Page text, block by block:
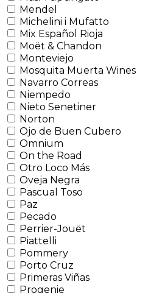
Mendel
Michelini i Mufatto
Mix Español Rioja
Moët & Chandon
Monteviejo
Mosquita Muerta Wines
Navarro Correas
Niempedo
Nieto Senetiner
Norton
Ojo de Buen Cubero
Omnium
On the Road
Otro Loco Más
Oveja Negra
Pascual Toso
Paz
Pecado
Perrier-Jouët
Piattelli
Pommery
Porto Cruz
Primeras Viñas
Progenie